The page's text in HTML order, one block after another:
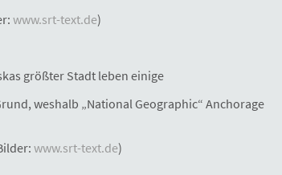
www.srt-text.de)
größter Stadt leben einige
weshalb „National Geographic“ Anchorage
www.srt-text.de)